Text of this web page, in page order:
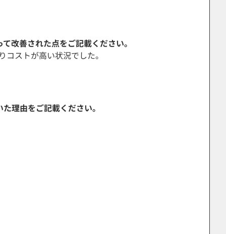
改善された点をご記載ください。
ストが高い状況でした。
理由をご記載ください。